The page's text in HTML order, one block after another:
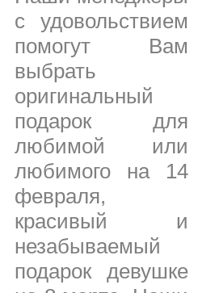
с удовольствием
помогут Вам
выбрать
оригинальный
подарок для
любимой или
любимого на 14
февраля,
красивый и
незабываемый
подарок девушке